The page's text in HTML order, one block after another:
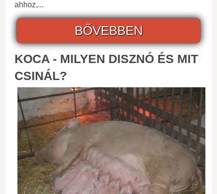
ahhoz,...
BŐVEBBEN
KOCA - MILYEN DISZNÓ ÉS MIT
CSINÁL?